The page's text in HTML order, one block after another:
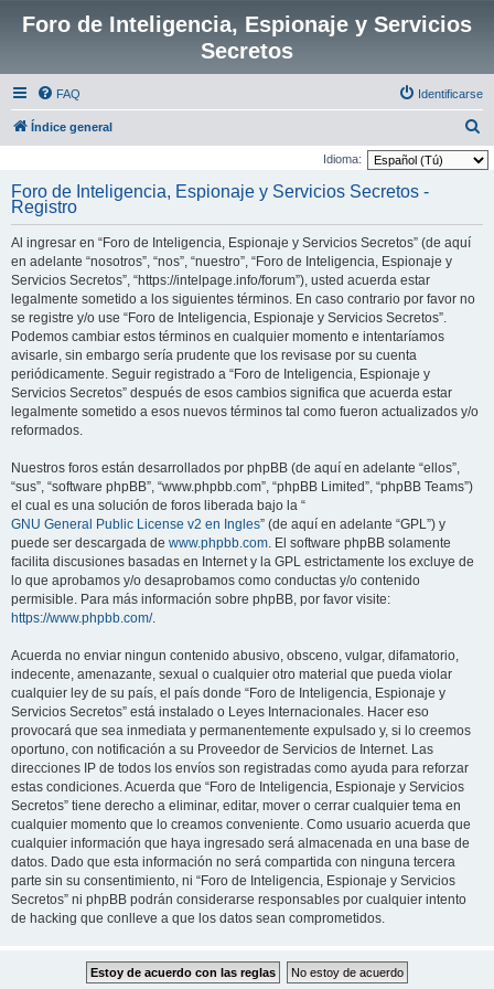
Foro de Inteligencia, Espionaje y Servicios
Secretos
FAQ Identificarse
Índice general
u
Idioma:
Foro de Inteligencia, Espionaje y Servicios Secretos -
Registro
Al ingresar en “Foro de Inteligencia, Espionaje y Servicios Secretos” (de aquí
en adelante “nosotros”, “nos”, “nuestro”, “Foro de Inteligencia, Espionaje y
Servicios Secretos”, “https://intelpage.info/forum”), usted acuerda estar
legalmente sometido a los siguientes términos. En caso contrario por favor no
se registre y/o use “Foro de Inteligencia, Espionaje y Servicios Secretos”.
Podemos cambiar estos términos en cualquier momento e intentaríamos
avisarle, sin embargo sería prudente que los revisase por su cuenta
periódicamente. Seguir registrado a “Foro de Inteligencia, Espionaje y
Servicios Secretos” después de esos cambios significa que acuerda estar
legalmente sometido a esos nuevos términos tal como fueron actualizados y/o
reformados.
Nuestros foros están desarrollados por phpBB (de aquí en adelante “ellos”,
“sus”, “software phpBB”, “www.phpbb.com”, “phpBB Limited”, “phpBB Teams”)
el cual es una solución de foros liberada bajo la “
GNU General Public License v2 en Ingles” (de aquí en adelante “GPL”) y
puede ser descargada de www.phpbb.com. El software phpBB solamente
facilita discusiones basadas en Internet y la GPL estrictamente los excluye de
lo que aprobamos y/o desaprobamos como conductas y/o contenido
permisible. Para más información sobre phpBB, por favor visite:
https://www.phpbb.com/.
Acuerda no enviar ningun contenido abusivo, obsceno, vulgar, difamatorio,
indecente, amenazante, sexual o cualquier otro material que pueda violar
cualquier ley de su país, el país donde “Foro de Inteligencia, Espionaje y
Servicios Secretos” está instalado o Leyes Internacionales. Hacer eso
provocará que sea inmediata y permanentemente expulsado y, si lo creemos
oportuno, con notificación a su Proveedor de Servicios de Internet. Las
direcciones IP de todos los envíos son registradas como ayuda para reforzar
estas condiciones. Acuerda que “Foro de Inteligencia, Espionaje y Servicios
Secretos” tiene derecho a eliminar, editar, mover o cerrar cualquier tema en
cualquier momento que lo creamos conveniente. Como usuario acuerda que
cualquier información que haya ingresado será almacenada en una base de
datos. Dado que esta información no será compartida con ninguna tercera
parte sin su consentimiento, ni “Foro de Inteligencia, Espionaje y Servicios
Secretos” ni phpBB podrán considerarse responsables por cualquier intento
de hacking que conlleve a que los datos sean comprometidos.